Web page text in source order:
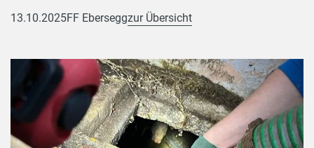
13.10.2025FF Eberseggzur Übersicht